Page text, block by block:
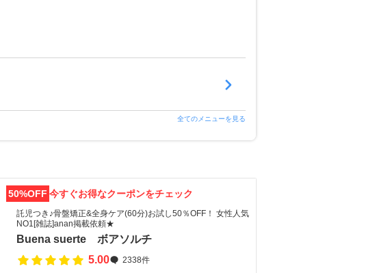
全てのメニューを見る
50%OFF 今すぐお得なクーポンをチェック
託児つき♪骨盤矯正&全身ケア(60分)お試し50％OFF！ 女性人気
NO1[雑誌]anan掲載依頼★
Buena suerte ボアソルチ
5.00
2338件